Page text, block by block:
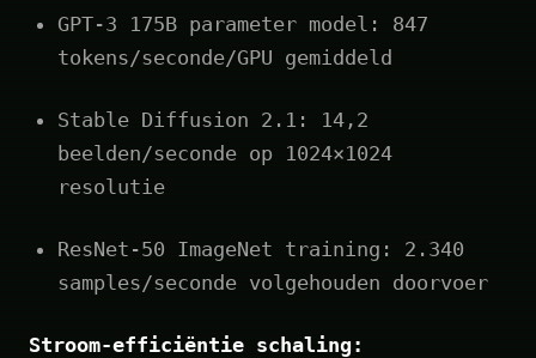
GPT‑3 175B parameter model: 847
tokens/seconde/GPU gemiddeld
Stable Diffusion 2.1: 14,2
beelden/seconde op 1024×1024
resolutie
ResNet‑50 ImageNet training: 2.340
samples/seconde volgehouden doorvoer
Stroom-efficiëntie schaling: